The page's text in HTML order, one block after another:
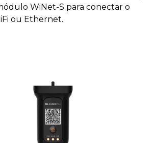
WiNet-S para conectar o
ou Ethernet.